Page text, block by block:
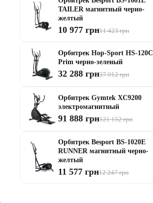
Штанги с w-образным грифом
Жилеты утяжелители
Штанги с гантелями
Диски та набори
Гантелі
Штанги
Штанги з гантелями та лавками
Грифи олімпійські
Тренувальні лавки
Стійки для грифів та дисків
Стійки для жиму лежачи
Штанги с гантелями и лавками
Диски та набори
Гантелі
Штанги
TAILER магнитный черно-
желтый
10 977 грн11 423 грн
Орбитрек Hop-Sport HS-120C
Prim черно-зеленый
32 288 грн37 912 грн
Орбитрек Gymtek XC9200
электромагнитный
91 888 грн121 152 грн
Орбитрек Besport BS-1020E
RUNNER магнитный черно-
желтый
11 577 грн12 247 грн